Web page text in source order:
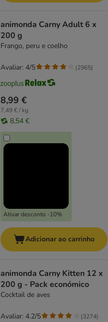
animonda Carny Adult 6 x
200 g
Frango, peru e coelho
8,99 €
7,49 € / kg
8,54 €
Ativar desconto -10%
Avaliar: 4/5 (2965)
Adicionar ao carrinho
animonda Carny Kitten 12 x
200 g - Pack económico
Cocktail de aves
Avaliar: 4.2/5 (3274)